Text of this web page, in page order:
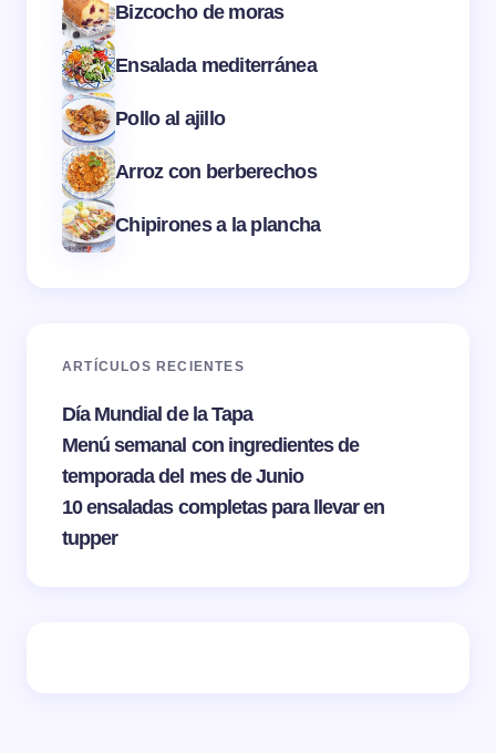
Bizcocho de moras
Ensalada mediterránea
Pollo al ajillo
Arroz con berberechos
Chipirones a la plancha
ARTÍCULOS RECIENTES
Día Mundial de la Tapa
Menú semanal con ingredientes de
temporada del mes de Junio
10 ensaladas completas para llevar en
tupper